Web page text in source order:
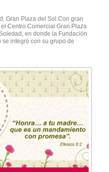
Gran Plaza del Sol Con gran
Centro Comercial Gran Plaza
en donde la Fundación
integró con su grupo de